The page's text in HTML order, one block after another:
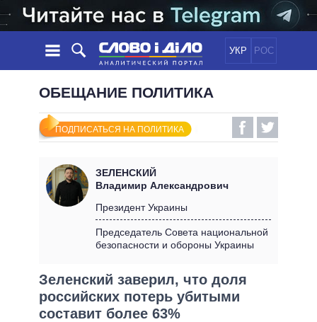
УКР РОС
НОВОСТИ
ЛЕНТА
СОБЫТИЯ
СТАТЬИ
МНЕНИЯ
ОБЗОРЫ
ДАЙДЖЕСТЫ
ПОЛИТИКА
ЭКОНОМИКА
МИР
ОБЕЩАНИЯ
ВСЕ ПОЛИТИКИ
ПРЕЗИДЕНТ И ОФИС
КАБИНЕТ МИНИСТРОВ
МЭРЫ
ВСЕ ПЕРСОНЫ
ИНФОГРАФИКА
ВИДЕО
ПОДДЕРЖАТЬ
СРАВНЕНИЕ ПОЛИТИКОВ
ОБЕЩАНИЕ ПОЛИТИКА
ПОДПИСАТЬСЯ НА ПОЛИТИКА
ЗЕЛЕНСКИЙ
Владимир Александрович
Президент Украины
Председатель Совета национальной
безопасности и обороны Украины
Зеленский заверил, что доля
российских потерь убитыми
составит более 63%